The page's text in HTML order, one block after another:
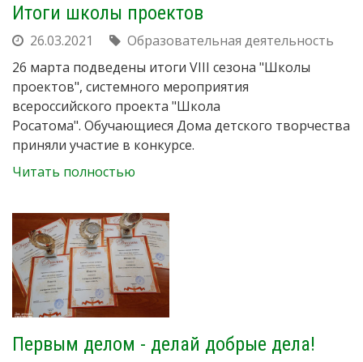
Итоги школы проектов
26.03.2021
Образовательная деятельность
26 марта подведены итоги VIII сезона "Школы
проектов", системного мероприятия
всероссийского проекта "Школа
Росатома". Обучающиеся Дома детского творчества
приняли участие в конкурсе.
Читать полностью
Первым делом - делай добрые дела!